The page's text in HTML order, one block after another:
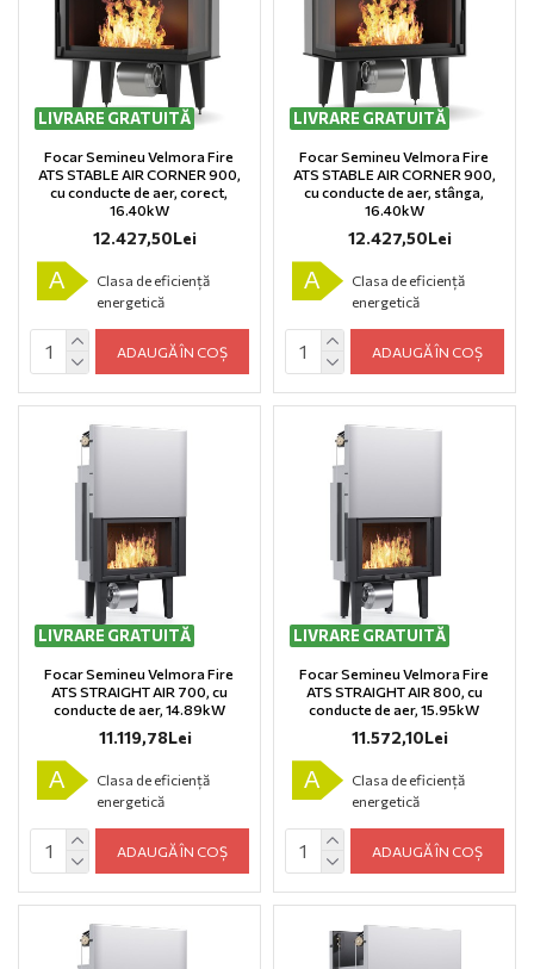
LIVRARE GRATUITĂ
Focar Semineu Velmora Fire
ATS STABLE AIR CORNER 900,
cu conducte de aer, corect,
16.40kW
12.427,50Lei
A
Clasa de eficiență
energetică
ADAUGĂ ÎN COȘ
LIVRARE GRATUITĂ
Focar Semineu Velmora Fire
ATS STABLE AIR CORNER 900,
cu conducte de aer, stânga,
16.40kW
12.427,50Lei
A
Clasa de eficiență
energetică
ADAUGĂ ÎN COȘ
LIVRARE GRATUITĂ
Focar Semineu Velmora Fire
ATS STRAIGHT AIR 700, cu
conducte de aer, 14.89kW
11.119,78Lei
A
Clasa de eficiență
energetică
ADAUGĂ ÎN COȘ
LIVRARE GRATUITĂ
Focar Semineu Velmora Fire
ATS STRAIGHT AIR 800, cu
conducte de aer, 15.95kW
11.572,10Lei
A
Clasa de eficiență
energetică
ADAUGĂ ÎN COȘ